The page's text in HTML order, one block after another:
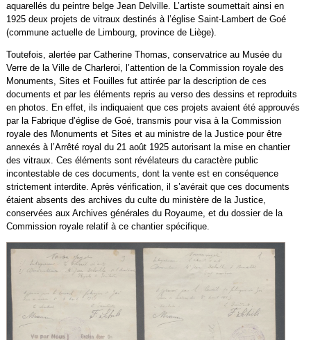
aquarellés du peintre belge Jean Delville. L’artiste soumettait ainsi en
1925 deux projets de vitraux destinés à l’église Saint-Lambert de Goé
(commune actuelle de Limbourg, province de Liège).
Toutefois, alertée par Catherine Thomas, conservatrice au Musée du
Verre de la Ville de Charleroi, l’attention de la Commission royale des
Monuments, Sites et Fouilles fut attirée par la description de ces
documents et par les éléments repris au verso des dessins et reproduits
en photos. En effet, ils indiquaient que ces projets avaient été approuvés
par la Fabrique d’église de Goé, transmis pour visa à la Commission
royale des Monuments et Sites et au ministre de la Justice pour être
annexés à l’Arrêté royal du 21 août 1925 autorisant la mise en chantier
des vitraux. Ces éléments sont révélateurs du caractère public
incontestable de ces documents, dont la vente est en conséquence
strictement interdite. Après vérification, il s’avérait que ces documents
étaient absents des archives du culte du ministère de la Justice,
conservées aux Archives générales du Royaume, et du dossier de la
Commission royale relatif à ce chantier spécifique.